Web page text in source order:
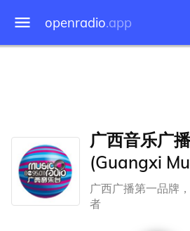
openradio.app
广西音乐广
(Guangxi
广西广播第一品牌
者